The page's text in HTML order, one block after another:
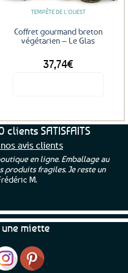
TEMPÊTE DE L'OUEST
Coffret gourmand breton
végétarien – Le Glas
37,74€
SATISFAITS
avis clients
en ligne. Emballage au
produits fragiles. Je reste un
M.
miette